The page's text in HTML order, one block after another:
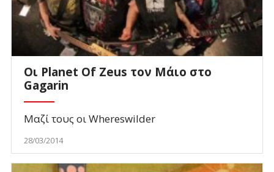
Οι Planet Of Zeus τον Μάιο στο
Gagarin
Μαζί τους οι Whereswilder
28/03/2014